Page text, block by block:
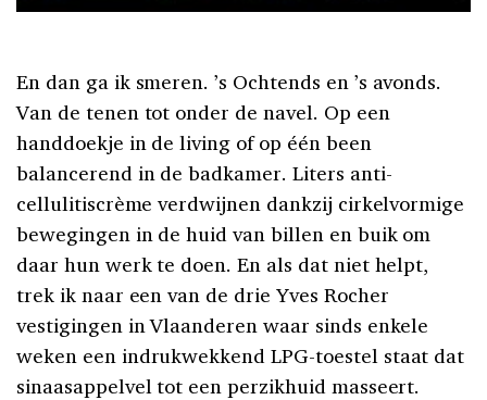
En dan ga ik smeren. ’s Ochtends en ’s avonds.
Van de tenen tot onder de navel. Op een
handdoekje in de living of op één been
balancerend in de badkamer. Liters anti-
cellulitiscrème verdwijnen dankzij cirkelvormige
bewegingen in de huid van billen en buik om
daar hun werk te doen. En als dat niet helpt,
trek ik naar een van de drie Yves Rocher
vestigingen in Vlaanderen waar sinds enkele
weken een indrukwekkend LPG-toestel staat dat
sinaasappelvel tot een perzikhuid masseert.